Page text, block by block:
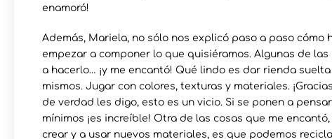
enamoró!
Además, Mariela, no sólo nos explicó paso a paso
empezar a componer lo que quisiéramos. Algunas de
a hacerlo… ¡y me encantó! Qué lindo es dar rienda
mismos. Jugar con colores, texturas y materiales.
de verdad les digo, esto es un vicio. Si se ponen a
mínimos ¡es increíble! Otra de las cosas que me
crear y a usar nuevos materiales, es que podemos